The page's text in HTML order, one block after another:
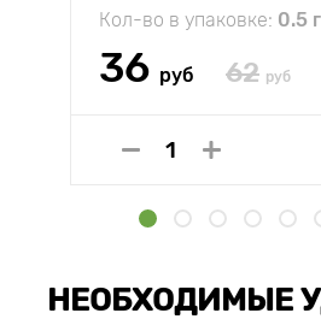
Кол-во в упаковке: 0.5 г
36 руб 62 руб
НЕОБХОДИМЫЕ